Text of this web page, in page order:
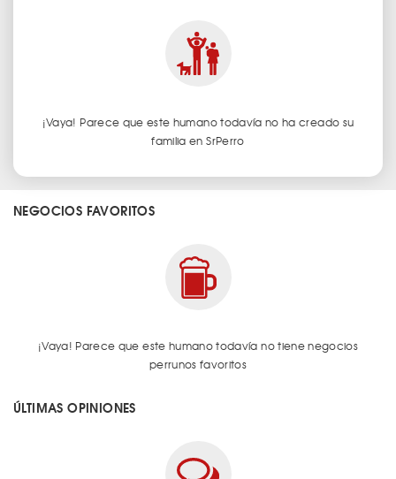
¡Vaya! Parece que este humano todavía no ha creado su
familia en SrPerro
NEGOCIOS FAVORITOS
¡Vaya! Parece que este humano todavía no tiene negocios
perrunos favoritos
ÚLTIMAS OPINIONES